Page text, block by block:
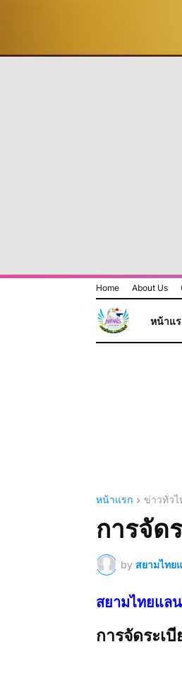
Home About Us
หน้าแ
หน้าแรก ข่าวทั่วไ
การจัด
by สยามไทย
สยามไทยแล
การจัดระเ